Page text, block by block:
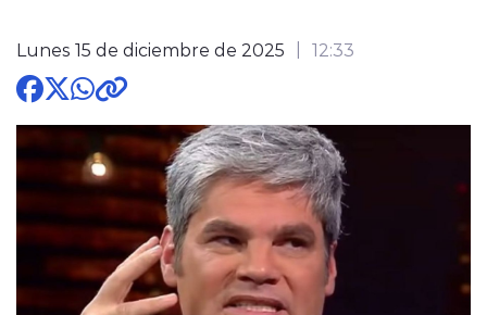
Entrevistas
Deportes
modo claro
Lunes 15 de diciembre de 2025 12:33